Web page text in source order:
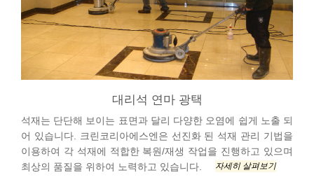
대리석 연마 광택
석재는 단단해 보이는 표면과 달리 다양한 오염에 쉽게 노출 되
어 있습니다. 크린코리아에스엔은 선진화 된 석재 관리 기법을
이용하여 각 석재에 적합한 복원/재생 작업을 진행하고 있으며
최상의 품질을 위하여 노력하고 있습니다.
자세히 살펴보기